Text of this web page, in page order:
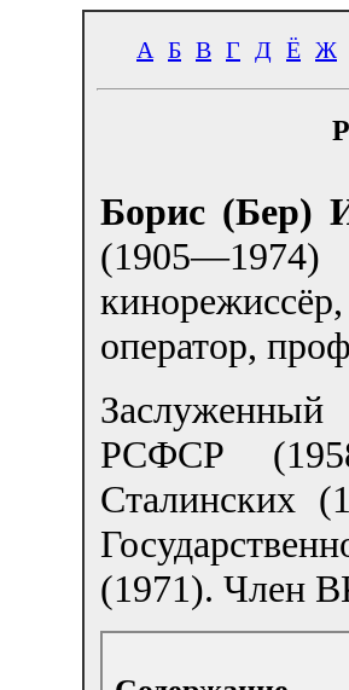
А Б В Г Д Ё Ж
Борис (Бер)
оператор,
РСФСР
Сталинских
(1971). Член